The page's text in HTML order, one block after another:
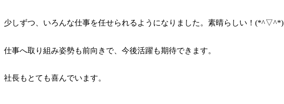
少しずつ、いろんな仕事を任せられるようになりました。素晴らしい！(*^▽^*)
仕事へ取り組み姿勢も前向きで、今後活躍も期待できます。
社長もとても喜んでいます。